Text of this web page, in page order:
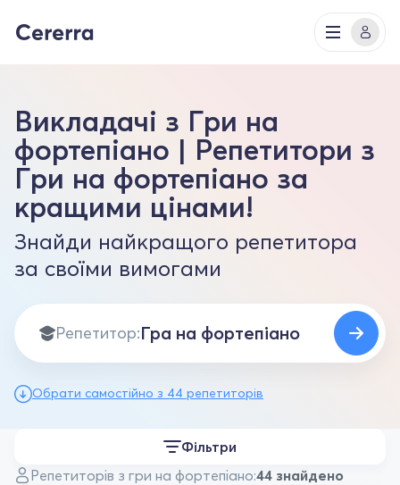
Викладачі з Гри на
фортепіано | Репетитори з
Гри на фортепіано за
кращими цінами!
Знайди найкращого репетитора
за своїми вимогами
Репетитор:
Обрати самостійно з 44 репетиторів
Репетиторів з гри на фортепіано:44 знайдено
Фільтри